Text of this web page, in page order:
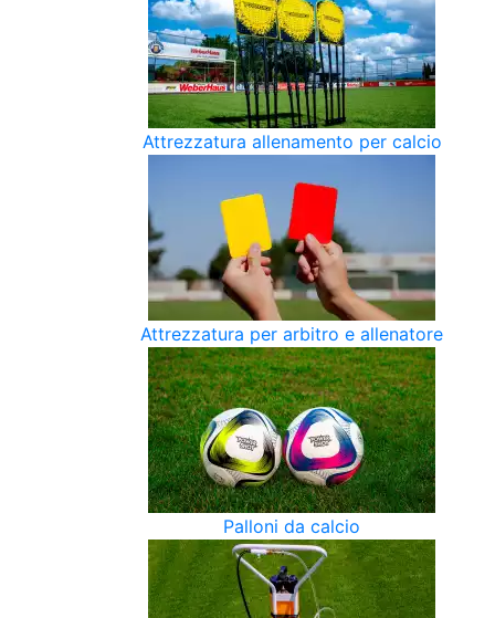
Attrezzatura allenamento per calcio
Attrezzatura per arbitro e allenatore
Palloni da calcio